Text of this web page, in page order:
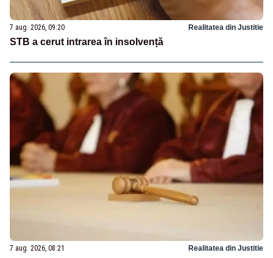
7 aug. 2026, 09:20 Realitatea din Justitie
STB a cerut intrarea în insolvență
7 aug. 2026, 08:21 Realitatea din Justitie